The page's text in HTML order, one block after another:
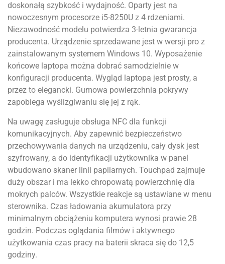
doskonałą szybkość i wydajność. Oparty jest na
nowoczesnym procesorze i5-8250U z 4 rdzeniami.
Niezawodność modelu potwierdza 3-letnia gwarancja
producenta. Urządzenie sprzedawane jest w wersji pro z
zainstalowanym systemem Windows 10. Wyposażenie
końcowe laptopa można dobrać samodzielnie w
konfiguracji producenta. Wygląd laptopa jest prosty, a
przez to elegancki. Gumowa powierzchnia pokrywy
zapobiega wyślizgiwaniu się jej z rąk.
Na uwagę zasługuje obsługa NFC dla funkcji
komunikacyjnych. Aby zapewnić bezpieczeństwo
przechowywania danych na urządzeniu, cały dysk jest
szyfrowany, a do identyfikacji użytkownika w panel
wbudowano skaner linii papilarnych. Touchpad zajmuje
duży obszar i ma lekko chropowatą powierzchnię dla
mokrych palców. Wszystkie reakcje są ustawiane w menu
sterownika. Czas ładowania akumulatora przy
minimalnym obciążeniu komputera wynosi prawie 28
godzin. Podczas oglądania filmów i aktywnego
użytkowania czas pracy na baterii skraca się do 12,5
godziny.